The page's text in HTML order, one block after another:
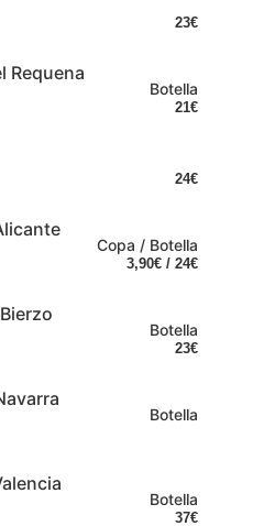
23€
Requena
Botella
21€
24€
Copa / Botella
3,90€ / 24€
Botella
23€
Botella
Botella
37€